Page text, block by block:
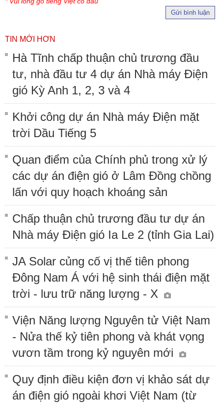
Gửi bình luận
TIN MỚI HƠN
Hà Tĩnh chấp thuận chủ trương đầu
tư, nhà đầu tư 4 dự án Nhà máy Điện
gió Kỳ Anh 1, 2, 3 và 4
Khởi công dự án Nhà máy Điện mặt
trời Dầu Tiếng 5
Quan điểm của Chính phủ trong xử lý
các dự án điện gió ở Lâm Đồng chồng
lấn với quy hoạch khoáng sản
Chấp thuận chủ trương đầu tư dự án
Nhà máy Điện gió Ia Le 2 (tỉnh Gia Lai)
JA Solar củng cố vị thế tiên phong
Đông Nam Á với hệ sinh thái điện mặt
trời - lưu trữ năng lượng - X
Viện Năng lượng Nguyên tử Việt Nam
- Nửa thế kỷ tiên phong và khát vọng
vươn tầm trong kỷ nguyên mới
Quy định điều kiện đơn vị khảo sát dự
án điện gió ngoài khơi Việt Nam (từ